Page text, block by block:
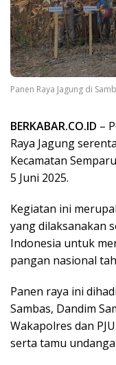
Panen Raya Jagung di
BERKABAR.CO.ID –
Raya Jagung
Kecamatan
5 Juni 2025.
Kegiatan ini
yang dilaksanakan
Indonesia untuk
pangan nasional
Panen raya ini
Sambas, Dandim
Wakapolres dan
serta tamu